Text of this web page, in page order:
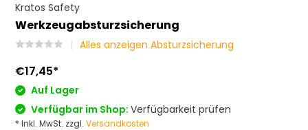
Kratos Safety
Werkzeugabsturzsicherung
Alles anzeigen Absturzsicherung
€17,45*
Auf Lager
Verfügbar im Shop:Verfügbarkeit prüfen
* Inkl. MwSt. zzgl.Versandkosten